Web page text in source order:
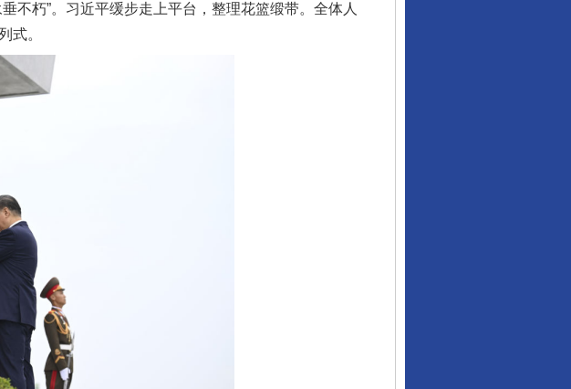
不朽”。习近平缓步走上平台，整理花篮缎带。全体人
式。
促和解..